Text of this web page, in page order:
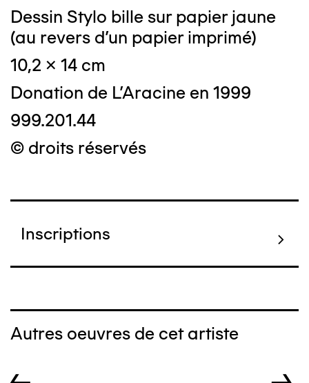
Dessin Stylo bille sur papier jaune
(au revers d'un papier imprimé)
10,2 x 14 cm
Donation de L'Aracine en 1999
999.201.44
© droits réservés
Inscriptions
Autres oeuvres de cet artiste